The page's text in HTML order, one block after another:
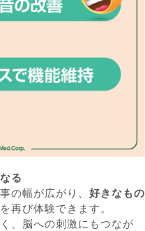
る
の幅が広がり、 好きなもの
再び体験できます。
、脳への刺激にもつなが